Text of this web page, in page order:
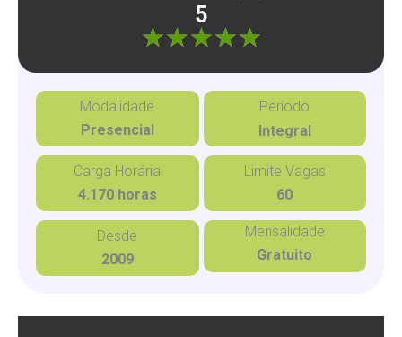
5
Modalidade
Presencial
Período
Integral
Carga Horária
4.170 horas
Limite Vagas
60
Desde
2009
Mensalidade
Gratuito